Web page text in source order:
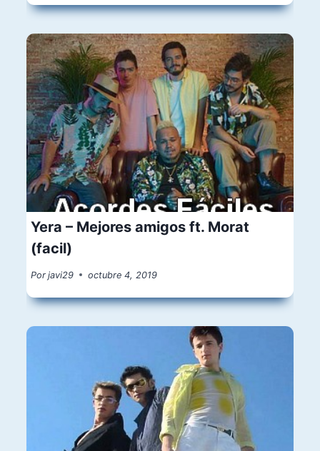
Yera – Mejores amigos ft. Morat
(facil)
Por javi29 octubre 4, 2019